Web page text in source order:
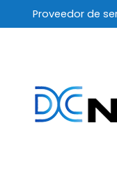
Proveedor de